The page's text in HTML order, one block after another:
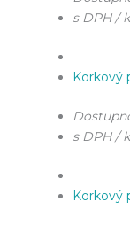
s DPH /
Korkový
s DPH /
Korkový